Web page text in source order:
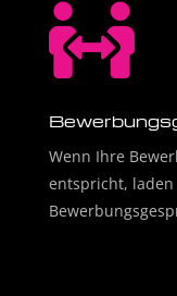

Wenn Ihre
entspricht, laden